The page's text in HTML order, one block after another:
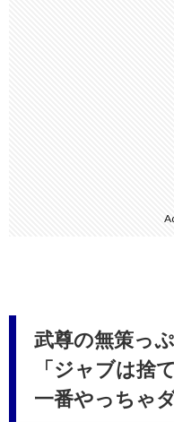
武尊の無策っ
「ジャブは捨
一番やっちゃ